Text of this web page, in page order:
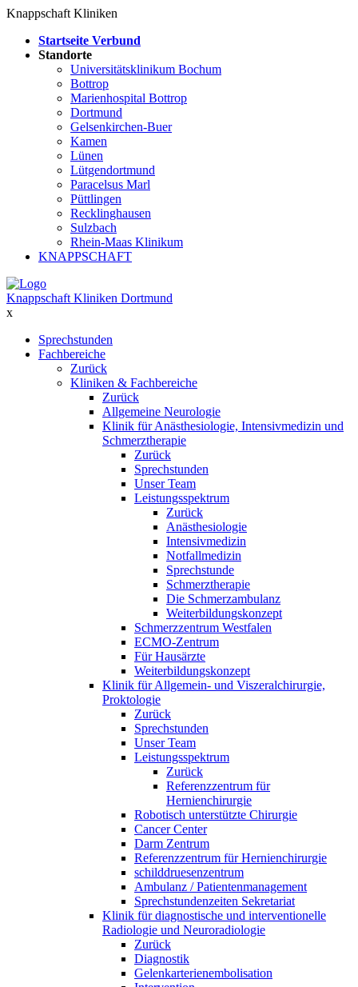
Knappschaft Kliniken
Startseite Verbund
Standorte
Universitätsklinikum Bochum
Bottrop
Marienhospital Bottrop
Dortmund
Gelsenkirchen-Buer
Kamen
Lünen
Lütgendortmund
Paracelsus Marl
Püttlingen
Recklinghausen
Sulzbach
Rhein-Maas Klinikum
KNAPPSCHAFT
Knappschaft Kliniken Dortmund
x
Sprechstunden
Fachbereiche
Zurück
Kliniken & Fachbereiche
Zurück
Allgemeine Neurologie
Klinik für Anästhesiologie, Intensivmedizin und
Schmerztherapie
Zurück
Sprechstunden
Unser Team
Leistungsspektrum
Zurück
Anästhesiologie
Intensivmedizin
Notfallmedizin
Sprechstunde
Schmerztherapie
Die Schmerzambulanz
Weiterbildungskonzept
Schmerzzentrum Westfalen
ECMO-Zentrum
Für Hausärzte
Weiterbildungskonzept
Klinik für Allgemein- und Viszeralchirurgie,
Proktologie
Zurück
Sprechstunden
Unser Team
Leistungsspektrum
Zurück
Referenzzentrum für
Hernienchirurgie
Robotisch unterstützte Chirurgie
Cancer Center
Darm Zentrum
Referenzzentrum für Hernienchirurgie
schilddruesenzentrum
Ambulanz / Patientenmanagement
Sprechstundenzeiten Sekretariat
Klinik für diagnostische und interventionelle
Radiologie und Neuroradiologie
Zurück
Diagnostik
Gelenkarterienembolisation